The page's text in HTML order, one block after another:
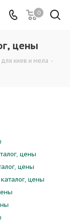
0
цены
киев и мела -
цены
цены
цены